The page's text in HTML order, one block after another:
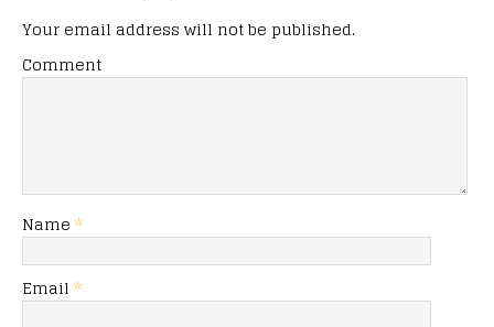
Your email address will not be published.
Comment
Name *
Email *